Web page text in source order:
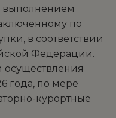
выполнением
по
в соответствии
Федерации.
осуществления
года, по мере
курортные